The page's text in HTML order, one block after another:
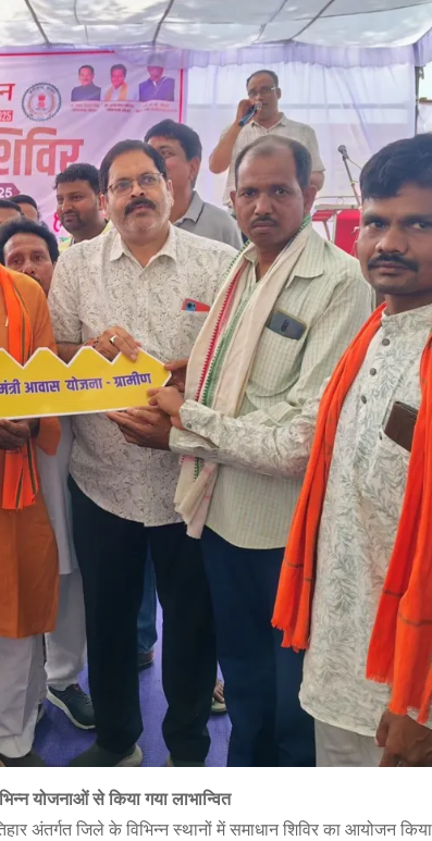
योजनाओं से किया गया लाभान्वित
अंतर्गत जिले के विभिन्न स्थानों में समाधान शिविर का आयोजन